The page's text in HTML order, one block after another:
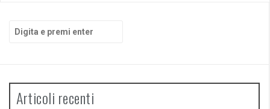
Articoli recenti